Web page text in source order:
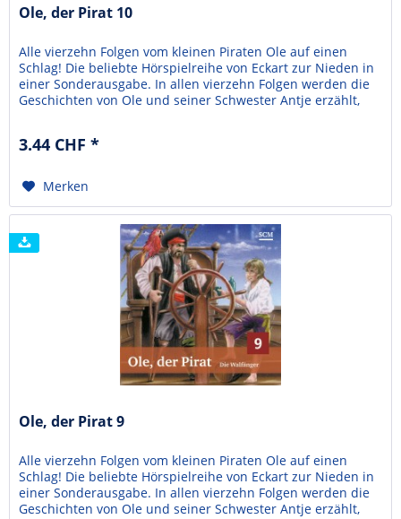
Ole, der Pirat 10
Alle vierzehn Folgen vom kleinen Piraten Ole auf einen
Schlag! Die beliebte Hörspielreihe von Eckart zur Nieden in
einer Sonderausgabe. In allen vierzehn Folgen werden die
Geschichten von Ole und seiner Schwester Antje erzählt,
müssen ganz schön mutig sein. In...
3.44 CHF *
Merken
Ole, der Pirat 9
Alle vierzehn Folgen vom kleinen Piraten Ole auf einen
Schlag! Die beliebte Hörspielreihe von Eckart zur Nieden in
einer Sonderausgabe. In allen vierzehn Folgen werden die
Geschichten von Ole und seiner Schwester Antje erzählt,